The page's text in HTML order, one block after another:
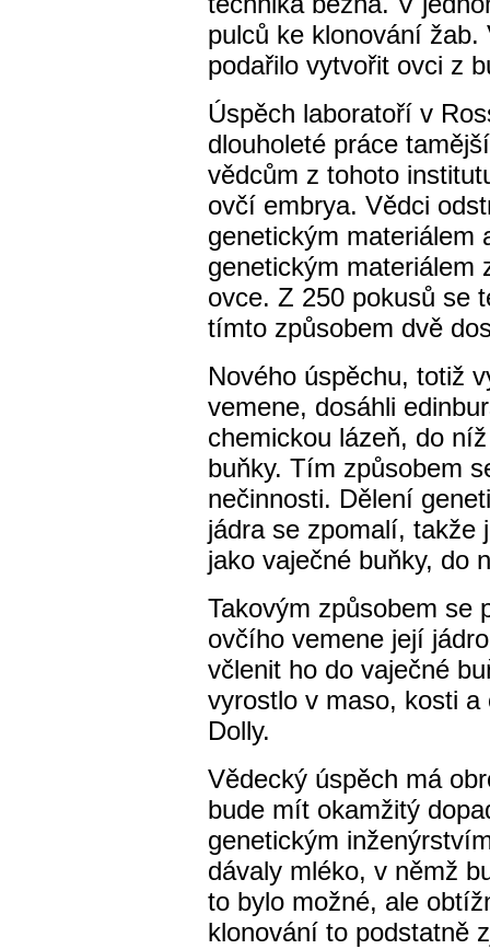
pulců ke klonování
podařilo vytvořit ovci z
Úspěch laboratoří v
dlouholeté práce
vědcům z tohoto
ovčí embrya. Vědci
genetickým materiálem
genetickým materiálem
ovce. Z 250 pokusů se
tímto způsobem dvě
Nového úspěchu, totiž
vemene, dosáhli
chemickou lázeň, do
buňky. Tím způsobem
nečinnosti. Dělení
jádra se zpomalí, takže
jako vaječné buňky, do
Takovým způsobem se
ovčího vemene její
včlenit ho do vaječné
vyrostlo v maso, kosti
Dolly.
Vědecký úspěch má
bude mít okamžitý
genetickým
dávaly mléko, v němž
to bylo možné, ale
klonování to podstatně